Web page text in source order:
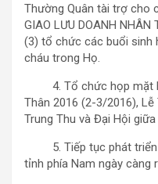
Thường Quân tài trợ cho
GIAO LƯU DOANH
(3) tổ chức các buổi sinh
cháu trong Họ.
4. Tổ chức họp mặt
Thân 2016 (2-3/2016),
Trung Thu và Đại Hội
5. Tiếp tục phát triển
tỉnh phía Nam ngày càng